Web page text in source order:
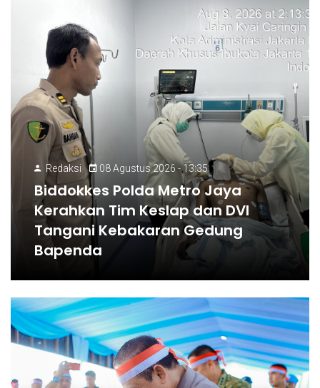
Redaksi 08 Agustus 2026 - 13:35
Biddokkes Polda Metro Jaya
Kerahkan Tim Keslap dan DVI
Tangani Kebakaran Gedung
Bapenda